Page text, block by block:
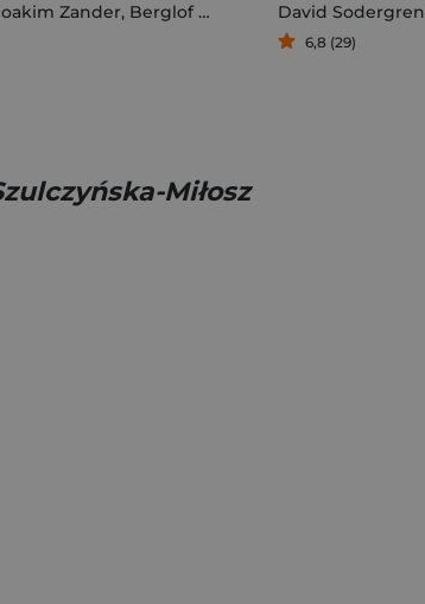
Zander, Berglof Moa David Sodergren
6,8 (29)
Miłosz